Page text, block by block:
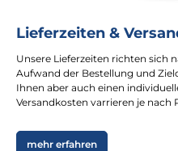
Lieferzeiten &
Unsere Lieferzeiten richten sich
Aufwand der Bestellung und
Ihnen aber auch einen
Versandkosten varrieren je nach
mehr erfahren